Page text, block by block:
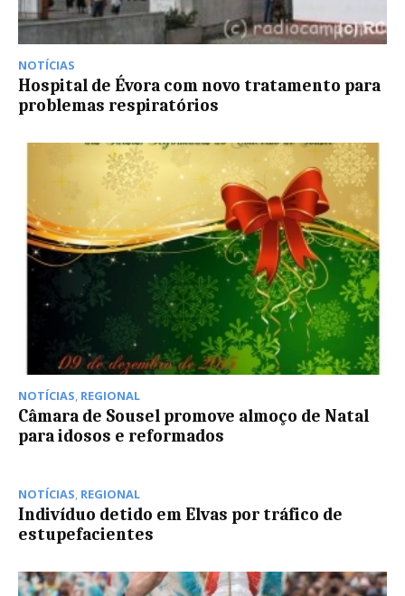
NOTÍCIAS
Hospital de Évora com novo tratamento para
problemas respiratórios
NOTÍCIAS, REGIONAL
Câmara de Sousel promove almoço de Natal
para idosos e reformados
NOTÍCIAS, REGIONAL
Indivíduo detido em Elvas por tráfico de
estupefacientes